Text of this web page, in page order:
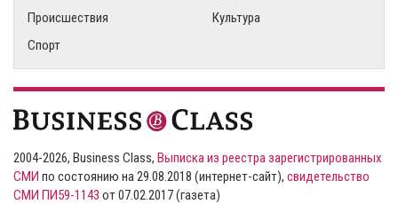
Происшествия
Культура
Спорт
2004-2026, Business Class, Выписка из реестра зарегистрированных
СМИ по состоянию на 29.08.2018 (интернет-сайт), свидетельство
СМИ ПИ59-1143 от 07.02.2017 (газета)